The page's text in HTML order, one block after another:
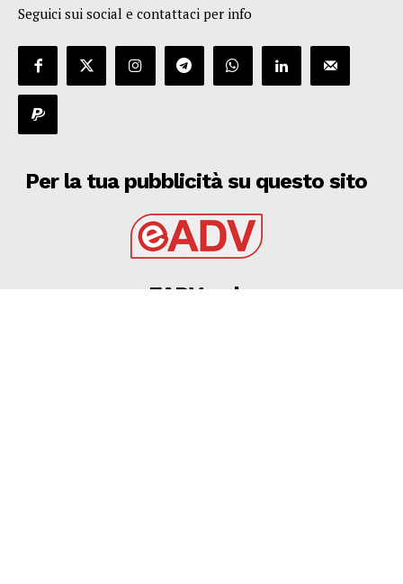
Seguici sui social e contattaci per info
Per la tua pubblicità su questo sito
EADV s.r.l.